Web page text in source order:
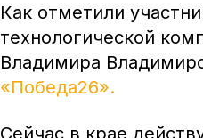
Как отметили
технологической
Владимира
«Победа26».
Сейчас в крае